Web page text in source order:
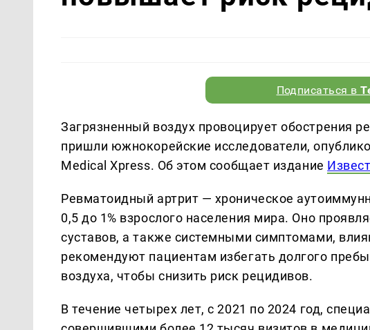
Подписаться в
Загрязненный воздух провоцирует обострения
пришли южнокорейские исследователи,
Medical Xpress. Об этом сообщает издание
Ревматоидный артрит — хроническое
0,5 до 1% взрослого населения мира. Оно
суставов, а также системными симптомами,
рекомендуют пациентам избегать долгого
воздуха, чтобы снизить риск рецидивов.
В течение четырех лет, с 2021 по 2024 год,